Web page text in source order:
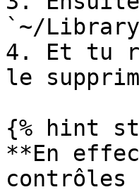
`~/
4. Et tu
le
{% hint
**En